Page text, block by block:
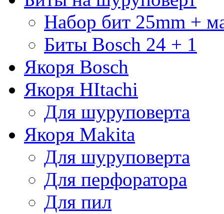
Набор бит 25mm +
Биты Bosch 24 + 1
Якоря Bosch
Якоря HItachi
Для шуруповерта
Якоря Makita
Для шуруповерта
Для перфоратора
Для пил